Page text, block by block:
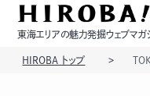
東海エリアの魅力発掘ウェブマガ
HIROBA トップ